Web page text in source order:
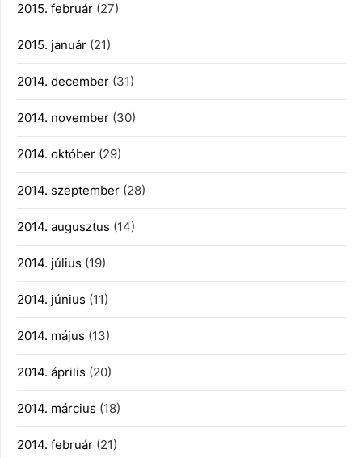
2015. február (27)
2015. január (21)
2014. december (31)
2014. november (30)
2014. október (29)
2014. szeptember (28)
2014. augusztus (14)
2014. július (19)
2014. június (11)
2014. május (13)
2014. április (20)
2014. március (18)
2014. február (21)